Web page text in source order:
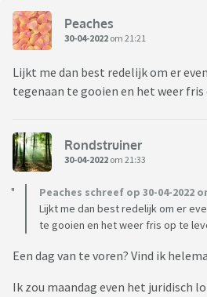
Peaches
30-04-2022 om 21:21
Lijkt me dan best redelijk om er
tegenaan te gooien en het weer fris
Rondstruiner
30-04-2022 om 21:33
Peaches schreef op 30-04-2022
Lijkt me dan best redelijk om er
te gooien en het weer fris op te
Een dag van te voren? Vind ik
Ik zou maandag even het juridisch